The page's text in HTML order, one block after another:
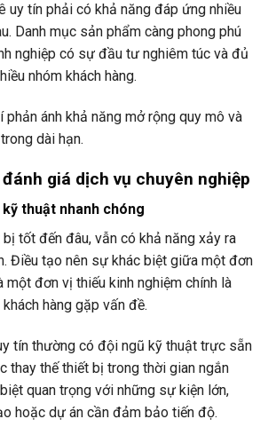
uy tín phải có khả năng đáp ứng nhiều
Danh mục sản phẩm càng phong phú
nghiệp có sự đầu tư nghiêm túc và đủ
nhóm khách hàng.
ánh khả năng mở rộng quy mô và
dài hạn.
giá dịch vụ chuyên nghiệp
thuật nhanh chóng
tốt đến đâu, vẫn có khả năng xảy ra
Điều tạo nên sự khác biệt giữa một đơn
một đơn vị thiếu kinh nghiệm chính là
hàng gặp vấn đề.
tín thường có đội ngũ kỹ thuật trực sẵn
thay thế thiết bị trong thời gian ngắn
quan trọng với những sự kiện lớn,
hoặc dự án cần đảm bảo tiến độ.